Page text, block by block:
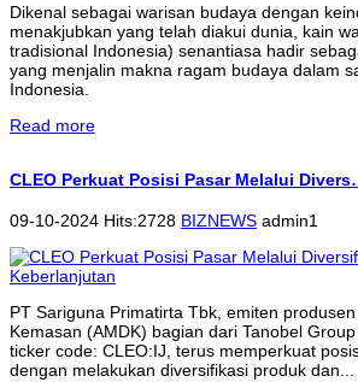
Dikenal sebagai warisan budaya dengan
menakjubkan yang telah diakui dunia, kain
tradisional Indonesia) senantiasa hadir
yang menjalin makna ragam budaya dalam
Indonesia.
Read more
CLEO Perkuat Posisi Pasar Melalui
09-10-2024 Hits:2728 BIZNEWS admin1
PT Sariguna Primatirta Tbk, emiten
Kemasan (AMDK) bagian dari Tanobel
ticker code: CLEO:IJ, terus memperkuat
dengan melakukan diversifikasi produk dan...